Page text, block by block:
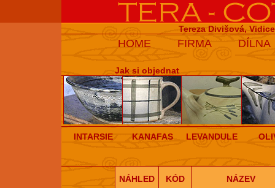
Tereza Divišová,
HOME FIRMA DÍLNA
Jak si objednat
INTARSIE KANAFAS LEVANDULE
NÁHLED KÓD NÁZEV